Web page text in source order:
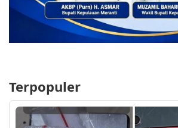
Terpopuler